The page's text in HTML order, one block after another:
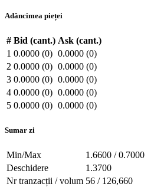
Adâncimea pieței
# Bid (cant.) Ask (cant.)
1 0.0000 (0) 0.0000 (0)
2 0.0000 (0) 0.0000 (0)
3 0.0000 (0) 0.0000 (0)
4 0.0000 (0) 0.0000 (0)
5 0.0000 (0) 0.0000 (0)
Sumar zi
Min/Max
1.6600 / 0.7000
Deschidere
1.3700
Nr tranzacții / volum 56 / 126,660